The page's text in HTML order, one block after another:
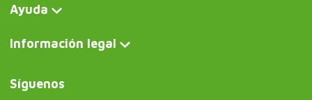
Ayuda
Información legal
Síguenos